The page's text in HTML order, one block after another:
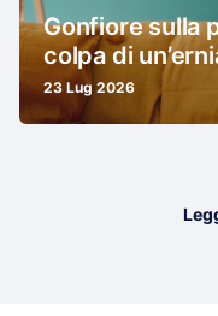
Gonfiore sulla
colpa di
23 Lug 2026